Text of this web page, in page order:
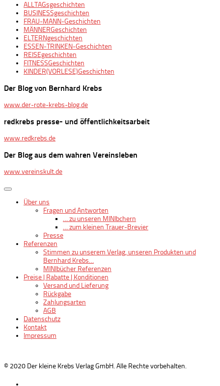
ALLTAGsgeschichten
BUSINESSgeschichten
FRAU-MANN-Geschichten
MÄNNERGeschichten
ELTERNgeschichten
ESSEN-TRINKEN-Geschichten
REISEgeschichten
FITNESSGeschichten
KINDER(VORLESE)Geschichten
Der Blog von Bernhard Krebs
www.der-rote-krebs-blog.de
redkrebs presse- und öffentlichkeitsarbeit
www.redkrebs.de
Der Blog aus dem wahren Vereinsleben
www.vereinskult.de
Über uns
Fragen und Antworten
… zu unseren MINIbchern
… zum kleinen Trauer-Brevier
Presse
Referenzen
Stimmen zu unserem Verlag, unseren Produkten und
Bernhard Krebs…
MINIbücher Referenzen
Preise | Rabatte | Konditionen
Versand und Lieferung
Rückgabe
Zahlungsarten
AGB
Datenschutz
Kontakt
Impressum
© 2020 Der kleine Krebs Verlag GmbH. Alle Rechte vorbehalten.